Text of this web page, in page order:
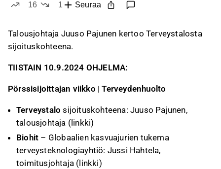
16
1
Seuraa
Talousjohtaja Juuso Pajunen kertoo Terveystalosta
sijoituskohteena.
TIISTAIN 10.9.2024 OHJELMA:
Pörssisijoittajan viikko | Terveydenhuolto
Terveystalo sijoituskohteena: Juuso Pajunen,
talousjohtaja ( linkki)
Biohit – Globaalien kasvuajurien tukema
terveysteknologiayhtiö: Jussi Hahtela,
toimitusjohtaja ( linkki)